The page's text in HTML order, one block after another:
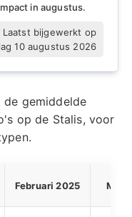
in augustus.
Laatst bijgewerkt op
10 augustus 2026
de gemiddelde
op de Stalis, voor
Februari 2025